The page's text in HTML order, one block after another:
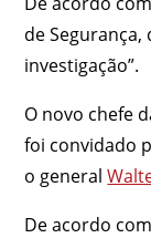
de
investigação”.
O novo chefe
foi convidado
o general
De acordo